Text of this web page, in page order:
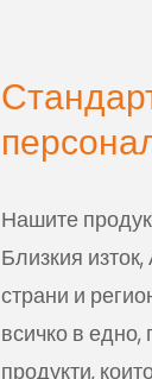
Нашите
Близкия
страни и
всичко в едно,
продукти,